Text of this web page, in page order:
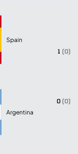
Spain
Argentina
1 (0)
0 (0)